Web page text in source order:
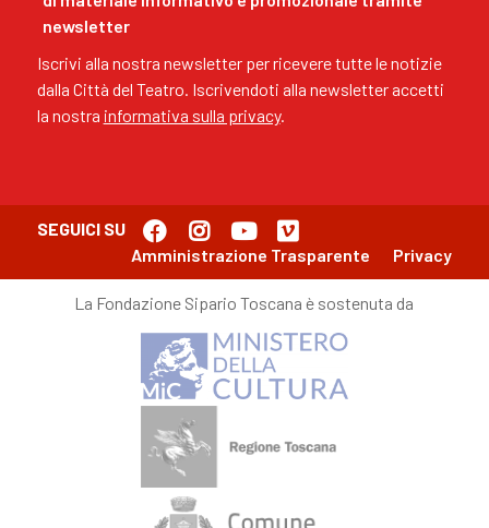
newsletter
Iscrivi alla nostra newsletter per ricevere tutte le notizie
dalla Città del Teatro. Iscrivendoti alla newsletter accetti
la nostra informativa sulla privacy.
SEGUICI SU
Amministrazione Trasparente
Privacy
La Fondazione Sipario Toscana è sostenuta da